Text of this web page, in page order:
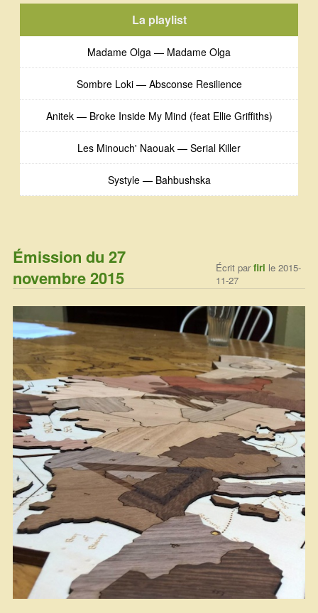
La playlist
Madame Olga — Madame Olga
Sombre Loki — Absconse Resilience
Anitek — Broke Inside My Mind (feat Ellie Griffiths)
Les Minouch' Naouak — Serial Killer
Systyle — Bahbushska
Émission du 27
novembre 2015
Écrit parfiri le 2015-
11-27